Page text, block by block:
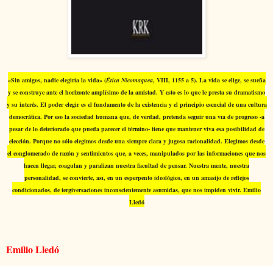
«Sin amigos, nadie elegiría la vida» (Ética Nicomaquea, VIII, 1155 a 5). La vida se elige, se sueña
y se construye ante el horizonte amplísimo de la amistad. Y esto es lo que le presta su dramatismo
y su interés. El poder elegir es el fundamento de la existencia y el principio esencial de una cultura
democrática. Por eso la sociedad humana que, de verdad, pretenda seguir una vía de progreso -a
pesar de lo deteriorado que pueda parecer el término- tiene que mantener viva esa posibilidad de
elección. Porque no sólo elegimos desde una siempre clara y jugosa racionalidad. Elegimos desde
el conglomerado de razón y sentimientos que, a veces, manipulados por las informaciones que nos
hacen llegar, coagulan y paralizan nuestra facultad de pensar. Nuestra mente, nuestra
personalidad, se convierte, así, en un esperpento ideológico, en un amasijo de reflejos
condicionados, de tergiversaciones inconscientemente asumidas, que nos impiden vivir. Emilio
Lledó
Emilio Lledó